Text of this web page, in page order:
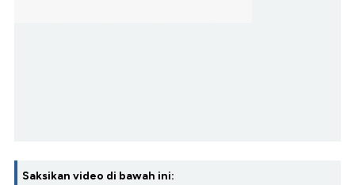
Saksikan video di bawah ini: